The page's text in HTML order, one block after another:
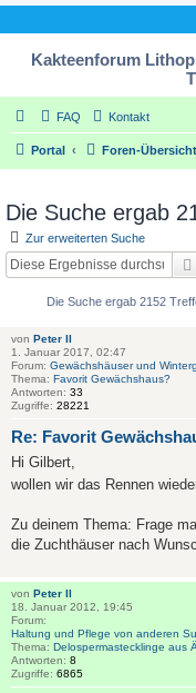
Kakteenforum
FAQ Kontakt
Portal Foren-Übersicht
Die Suche ergab
Zur erweiterten Suche
Die Suche ergab 2152
von Peter II
1. Januar 2017, 02:47
Forum: Gewächshäuser und
Thema: Favorit Gewächshaus?
Antworten: 33
Zugriffe: 28221
Re: Favorit
Hi Gilbert,
wollen wir das Rennen
Zu deinem Thema: Frage
die Zuchthäuser nach
von Peter II
18. Januar 2012, 19:45
Forum:
Haltung und Pflege von anderen
Thema: Delospermastecklinge aus
Antworten: 8
Zugriffe: 6865